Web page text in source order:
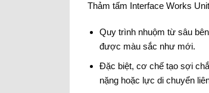
Thảm tấm Interface Works
Quy trình nhuộm từ sâu
được màu sắc như mới.
Đặc biệt, cơ chế tạo sợi
nặng hoặc lực di chuyển